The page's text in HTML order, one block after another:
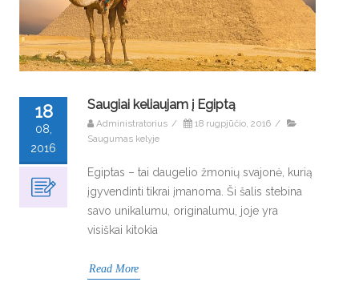
18
08,
2016
Saugiai keliaujam į Egiptą
Administratorius / 18 rugpjūčio, 2016 /
Saugumas kelyje
Egiptas – tai daugelio žmonių svajonė, kurią
įgyvendinti tikrai įmanoma. Ši šalis stebina
savo unikalumu, originalumu, joje yra
visiškai kitokia
Read More